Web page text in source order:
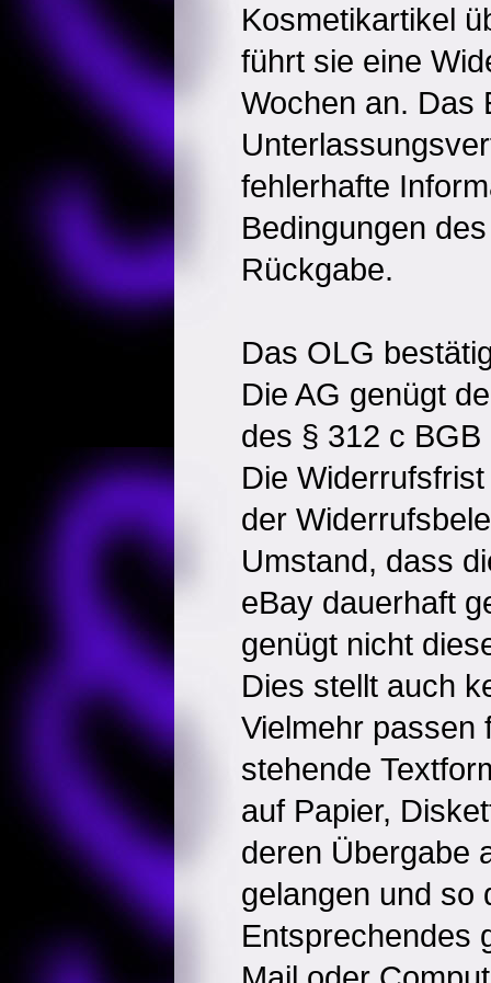
Kosmetikartikel
führt sie eine
Wochen an. Das
fehlerhafte
Bedingungen
Rückgabe.
Das OLG
Die AG genügt
des § 312 c
Die
der
Umstand, dass
eBay dauerhaft
genügt nicht
Dies stellt auch
Vielmehr passen
stehende
auf Papier,
deren Übergabe
gelangen und so
Entsprechendes